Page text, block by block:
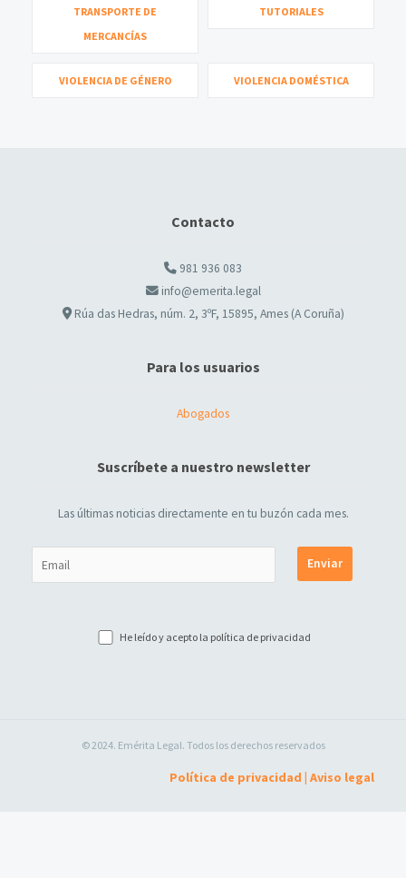
TRANSPORTE DE
MERCANCÍAS
TUTORIALES
VIOLENCIA DE GÉNERO VIOLENCIA DOMÉSTICA
Contacto
981 936 083
info@emerita.legal
Rúa das Hedras, núm. 2, 3ºF, 15895, Ames (A Coruña)
Para los usuarios
Abogados
Suscríbete a nuestro newsletter
Las últimas noticias directamente en tu buzón cada mes.
He leído y acepto la política de privacidad
© 2024. Emérita Legal. Todos los derechos reservados
Política de privacidad | Aviso legal